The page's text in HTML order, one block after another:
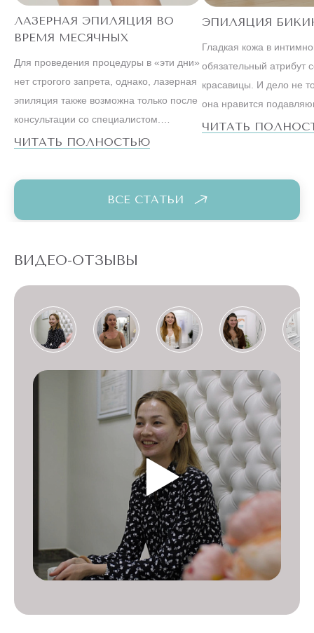
ЛАЗЕРНАЯ ЭПИЛЯЦИЯ ВО
ВРЕМЯ МЕСЯЧНЫХ
Для проведения процедуры в «эти дни»
нет строгого запрета, однако, лазерная
эпиляция также возможна только после
консультации со специалистом.
Ведущие косметологи настаивают на
например, подмышек, лучше оставить
на первые дни после менструации.
ЧИТАТЬ ПОЛНОСТЬЮ
ЭПИЛЯЦИЯ
Гладкая кожа в
обязательный атрибут
красавицы. И дело не
она нравится
большинству мужчин.
вели наши мамы и
ЧИТАТЬ
ВСЕ СТАТЬИ
ВИДЕО-ОТЗЫВЫ